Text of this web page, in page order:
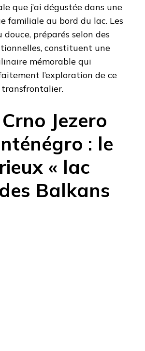
que j’ai dégustée dans une
familiale au bord du lac. Les
douce, préparés selon des
constituent une
mémorable qui
l’exploration de ce
Jezero
: le
« lac
Balkans